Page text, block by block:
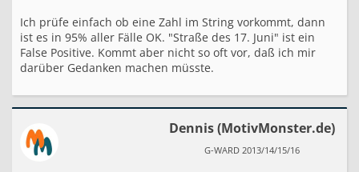
Ich prüfe einfach ob eine Zahl im String vorkommt, dann
ist es in 95% aller Fälle OK. "Straße des 17. Juni" ist ein
False Positive. Kommt aber nicht so oft vor, daß ich mir
darüber Gedanken machen müsste.
Dennis (MotivMonster.de)
G-WARD 2013/14/15/16